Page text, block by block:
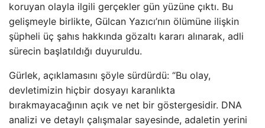
koruyan olayla ilgili gerçekler gün yüzüne çıktı. Bu
gelişmeyle birlikte, Gülcan Yazıcı’nın ölümüne ilişkin
şüpheli üç şahıs hakkında gözaltı kararı alınarak, adli
sürecin başlatıldığı duyuruldu.
Gürlek, açıklamasını şöyle sürdürdü: “Bu olay,
devletimizin hiçbir dosyayı karanlıkta
bırakmayacağının açık ve net bir göstergesidir. DNA
analizi ve detaylı çalışmalar sayesinde, adaletin yerini